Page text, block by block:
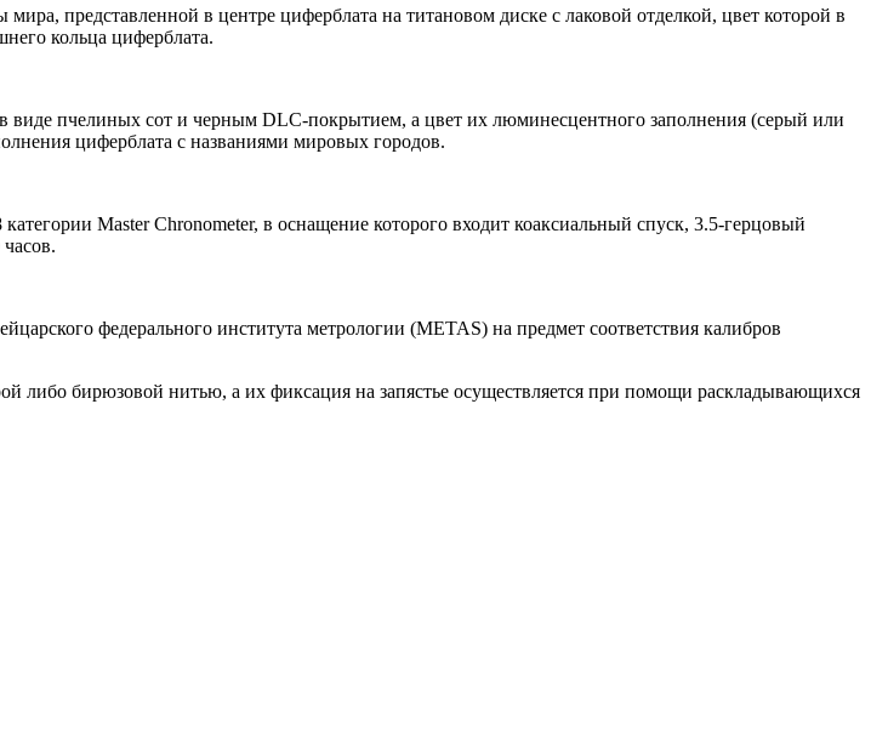
представленной в центре циферблата на титановом диске с лаковой отделкой, цвет которой в
кольца циферблата.
виде пчелиных сот и черным DLC-покрытием, а цвет их люминесцентного заполнения (серый или
циферблата с названиями мировых городов.
Master Chronometer, в оснащение которого входит коаксиальный спуск, 3.5-герцовый
федерального института метрологии (METAS) на предмет соответствия калибров
либо бирюзовой нитью, а их фиксация на запястье осуществляется при помощи раскладывающихся